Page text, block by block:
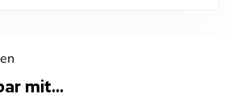
mit...